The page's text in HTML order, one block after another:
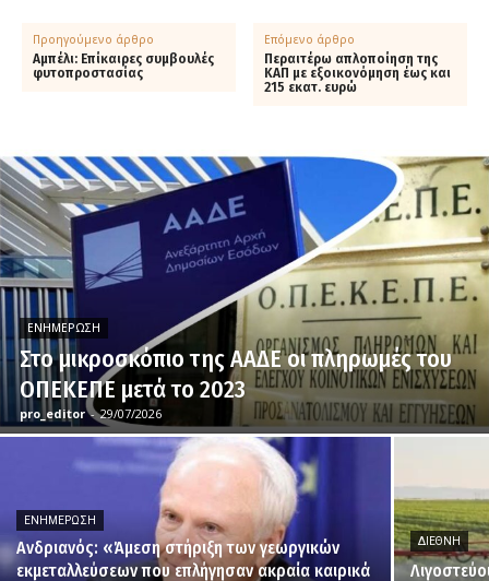
Προηγούμενο άρθρο
Αμπέλι: Eπίκαιρες συμβουλές
φυτοπροστασίας
Επόμενο άρθρο
Περαιτέρω απλοποίηση της
ΚΑΠ με εξοικονόμηση έως και
215 εκατ. ευρώ
ΕΝΗΜΈΡΩΣΗ
Στο μικροσκόπιο της ΑΑΔΕ οι πληρωμές του
ΟΠΕΚΕΠΕ μετά το 2023
pro_editor - 29/07/2026
ΕΝΗΜΈΡΩΣΗ
Ανδριανός: «Άμεση στήριξη των γεωργικών
εκμεταλλεύσεων που επλήγησαν ακραία καιρικά
ΔΙΕΘΝΉ